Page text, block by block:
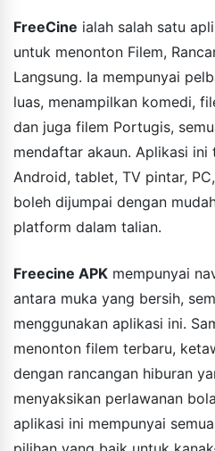
FreeCine ialah salah satu
untuk menonton Filem,
Langsung. Ia mempunyai
luas, menampilkan komedi,
dan juga filem Portugis,
mendaftar akaun. Aplikasi
Android, tablet, TV pintar,
boleh dijumpai dengan
platform dalam talian.
Freecine APK mempunyai
antara muka yang bersih,
menggunakan aplikasi ini.
menonton filem terbaru,
dengan rancangan hiburan
menyaksikan perlawanan
aplikasi ini mempunyai